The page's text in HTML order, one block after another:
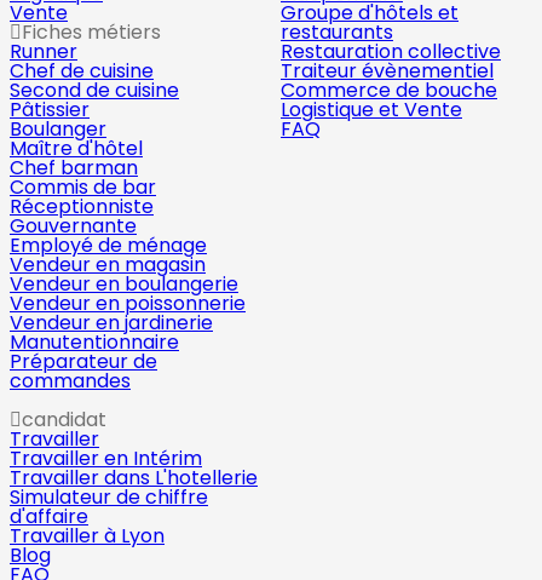
Vente
Fiches métiers
Runner
Chef de cuisine
Second de cuisine
Pâtissier
Boulanger
Maître d'hôtel
Chef barman
Commis de bar
Réceptionniste
Gouvernante
Employé de ménage
Vendeur en magasin
Vendeur en boulangerie
Vendeur en poissonnerie
Vendeur en jardinerie
Manutentionnaire
Préparateur de
commandes
Groupe d'hôtels et
restaurants
Restauration collective
Traiteur évènementiel
Commerce de bouche
Logistique et Vente
FAQ
candidat
Travailler
Travailler en Intérim
Travailler dans L'hotellerie
Simulateur de chiffre
d'affaire
Travailler à Lyon
Blog